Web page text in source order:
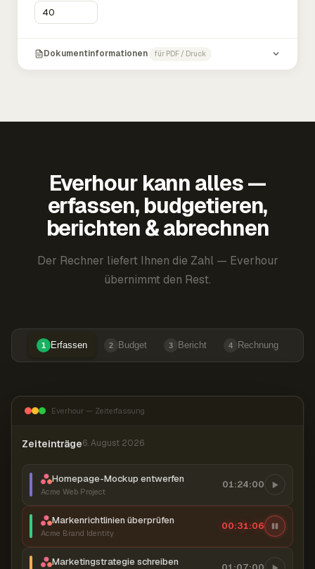
Dokumentinformationen für PDF / Druck
Everhour kann alles —
erfassen, budgetieren,
berichten & abrechnen
Der Rechner liefert Ihnen die Zahl — Everhour
übernimmt den Rest.
1 Erfassen 2 Budget 3 Bericht 4 Rechnung
Everhour — Zeiterfassung
Zeiteinträge6. August 2026
Homepage-Mockup entwerfen
Acme Web Project
01:24:00
Markenrichtlinien überprüfen
Acme Brand Identity
00:31:07
Marketingstrategie schreiben